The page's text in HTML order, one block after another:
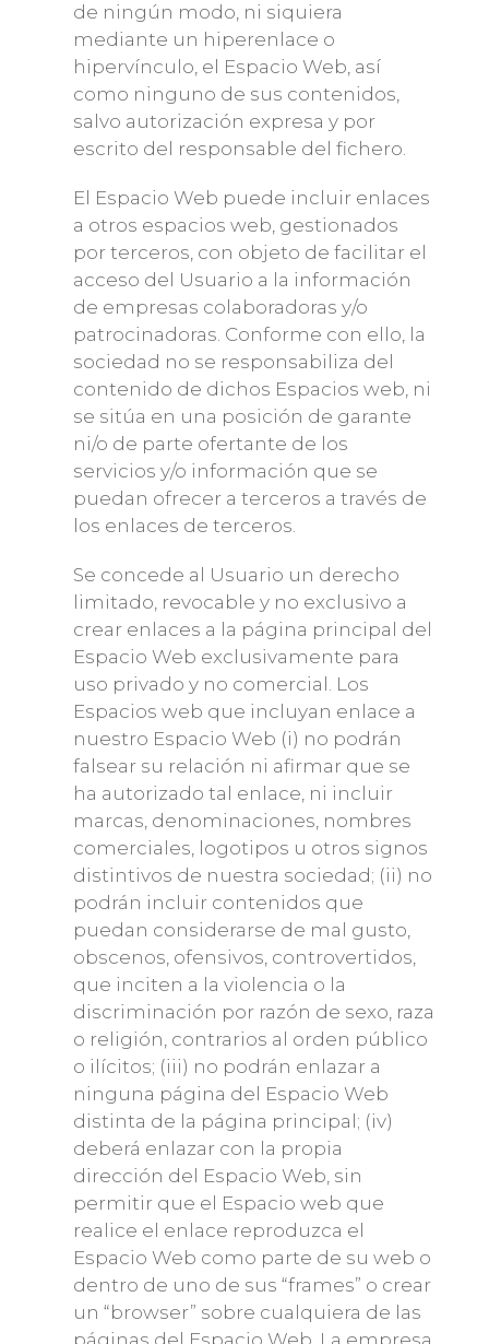
de ningún modo, ni siquiera
mediante un hiperenlace o
hipervínculo, el Espacio Web, así
como ninguno de sus contenidos,
salvo autorización expresa y por
escrito del responsable del fichero.
El Espacio Web puede incluir enlaces
a otros espacios web, gestionados
por terceros, con objeto de facilitar el
acceso del Usuario a la información
de empresas colaboradoras y/o
patrocinadoras. Conforme con ello, la
sociedad no se responsabiliza del
contenido de dichos Espacios web, ni
se sitúa en una posición de garante
ni/o de parte ofertante de los
servicios y/o información que se
puedan ofrecer a terceros a través de
los enlaces de terceros.
Se concede al Usuario un derecho
limitado, revocable y no exclusivo a
crear enlaces a la página principal del
Espacio Web exclusivamente para
uso privado y no comercial. Los
Espacios web que incluyan enlace a
nuestro Espacio Web (i) no podrán
falsear su relación ni afirmar que se
ha autorizado tal enlace, ni incluir
marcas, denominaciones, nombres
comerciales, logotipos u otros signos
distintivos de nuestra sociedad; (ii) no
podrán incluir contenidos que
puedan considerarse de mal gusto,
obscenos, ofensivos, controvertidos,
que inciten a la violencia o la
discriminación por razón de sexo, raza
o religión, contrarios al orden público
o ilícitos; (iii) no podrán enlazar a
ninguna página del Espacio Web
distinta de la página principal; (iv)
deberá enlazar con la propia
dirección del Espacio Web, sin
permitir que el Espacio web que
realice el enlace reproduzca el
Espacio Web como parte de su web o
dentro de uno de sus “frames” o crear
un “browser” sobre cualquiera de las
páginas del Espacio Web. La empresa